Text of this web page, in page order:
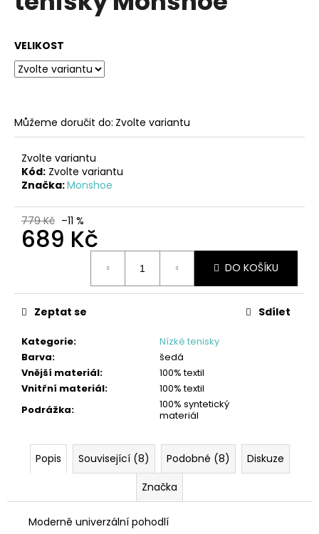
z
VELIKOST
Můžeme doručit do: Zvolte variantu
Zvolte variantu
Kód: Zvolte variantu
Značka:Monshoe
779 Kč –11 %
689 Kč
DO KOŠÍKU
Kategorie:
Nízké tenisky
Barva:
šedá
Vnější materiál:
100% textil
Vnitřní materiál:
100% textil
Podrážka:
100% syntetický
materiál
Zeptat se Sdílet
Popis Související (8) Podobné (8)
Diskuze
Značka
Moderně univerzální pohodlí
e
m
e
HNĚDÉ
PANTOFLE
ESPADRILOVOU
PODRÁŽKOU
MTNG
299
Kč